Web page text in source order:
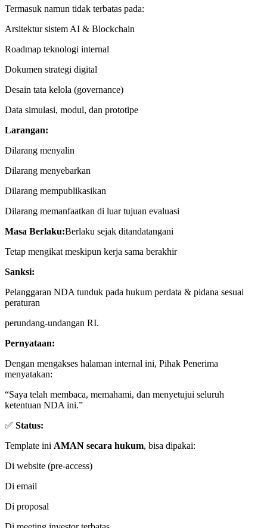
Termasuk namun tidak terbatas pada:
Arsitektur sistem AI & Blockchain
Roadmap teknologi internal
Dokumen strategi digital
Desain tata kelola (governance)
Data simulasi, modul, dan prototipe
Larangan:
Dilarang menyalin
Dilarang menyebarkan
Dilarang mempublikasikan
Dilarang memanfaatkan di luar tujuan evaluasi
Masa Berlaku:Berlaku sejak ditandatangani
Tetap mengikat meskipun kerja sama berakhir
Sanksi:
Pelanggaran NDA tunduk pada hukum perdata & pidana sesuai
peraturan
perundang-undangan RI.
Pernyataan:
Dengan mengakses halaman internal ini, Pihak Penerima
menyatakan:
“Saya telah membaca, memahami, dan menyetujui seluruh
ketentuan NDA ini.”
✅ Status:
Template ini AMAN secara hukum, bisa dipakai:
Di website (pre-access)
Di email
Di proposal